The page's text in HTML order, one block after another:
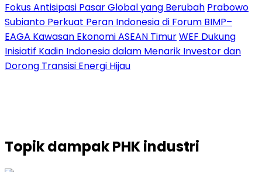
Fokus Antisipasi Pasar Global yang Berubah Prabowo
Subianto Perkuat Peran Indonesia di Forum BIMP–
EAGA Kawasan Ekonomi ASEAN TimurWEF Dukung
Inisiatif Kadin Indonesia dalam Menarik Investor dan
Dorong Transisi Energi Hijau
Topikdampak PHK industri